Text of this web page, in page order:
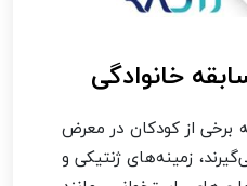
خانوادگی
برخی از کودکان در معرض
زمینه‌های ژنتیکی و